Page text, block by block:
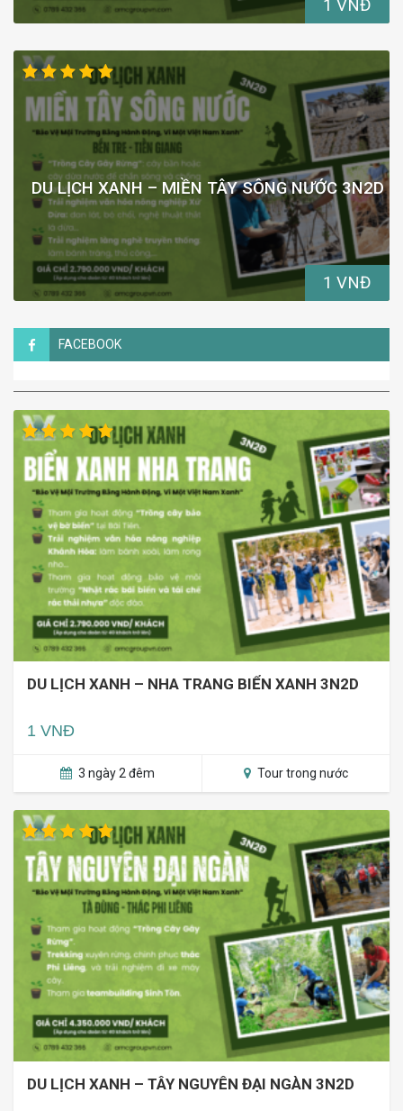
1 VNĐ
DU LỊCH XANH – MIỀN TÂY SÔNG NƯỚC 3N2D
1 VNĐ
FACEBOOK
TOUR LIÊN QUAN
DU LỊCH XANH – NHA TRANG BIỂN XANH 3N2D
1 VNĐ
3 ngày 2 đêm Tour trong nước
DU LỊCH XANH – TÂY NGUYÊN ĐẠI NGÀN 3N2D